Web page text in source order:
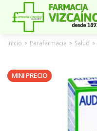
Inicio > Parafarmacia > Salud >
MINI PRECIO